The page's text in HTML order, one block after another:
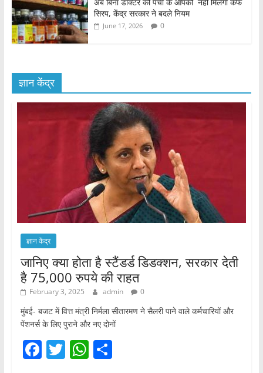
सिरप, केंद्र सरकार ने बदले नियम
June 17, 2026 0
ज्ञान केंद्र
ज्ञान केंद्र
जानिए क्या होता है स्टैंडर्ड डिडक्शन, सरकार देती
है 75,000 रुपये की राहत
February 3, 2025 admin 0
मुंबई- बजट में वित्त मंत्री निर्मला सीतारमण ने सैलरी पाने वाले कर्मचारियों और
पेंशनर्स के लिए पुराने और नए दोनों
F T W S